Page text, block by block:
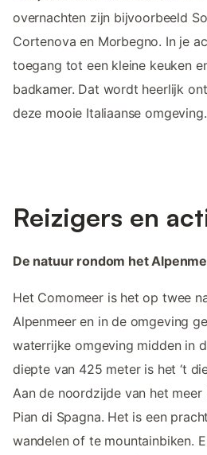
overnachten zijn bijvoorbeeld
Cortenova en Morbegno. In je
toegang tot een kleine keuken
badkamer. Dat wordt heerlijk
deze mooie Italiaanse omgeving.
Reizigers en
De natuur rondom het
Het Comomeer is het op twee
Alpenmeer en in de omgeving
waterrijke omgeving midden in
diepte van 425 meter is het ‘t
Aan de noordzijde van het
Pian di Spagna. Het is een
wandelen of te mountainbiken.